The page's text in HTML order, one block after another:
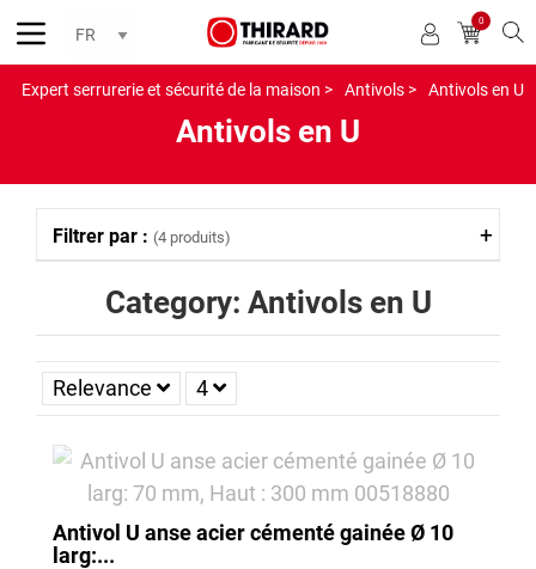
0
Expert serrurerie et sécurité de la maison > Antivols > Antivols en U
Antivols en U
Category: Antivols en U
Relevance 4
Antivol U anse acier cémenté gainée Ø 10
larg:...
Filtrer par : (4 produits)